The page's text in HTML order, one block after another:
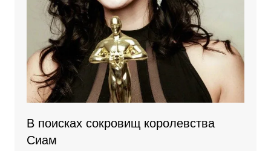
В поисках сокровищ королевства
Сиам